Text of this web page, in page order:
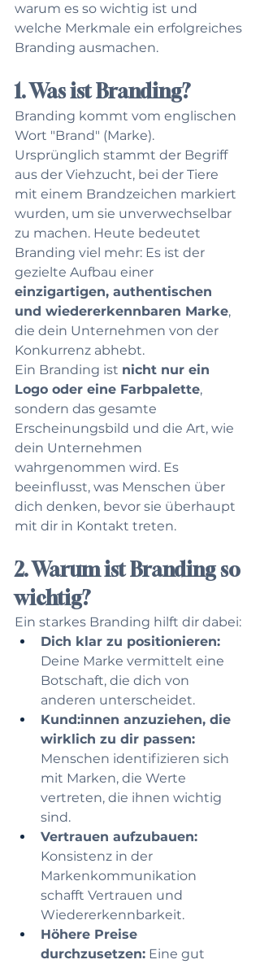
warum es so wichtig ist und
welche Merkmale ein erfolgreiches
Branding ausmachen.
1. Was ist Branding?
Branding kommt vom englischen
Wort "Brand" (Marke).
Ursprünglich stammt der Begriff
aus der Viehzucht, bei der Tiere
mit einem Brandzeichen markiert
wurden, um sie unverwechselbar
zu machen. Heute bedeutet
Branding viel mehr: Es ist der
gezielte Aufbau einer
einzigartigen, authentischen
und wiedererkennbaren Marke,
die dein Unternehmen von der
Konkurrenz abhebt.
Ein Branding ist nicht nur ein
Logo oder eine Farbpalette,
sondern das gesamte
Erscheinungsbild und die Art, wie
dein Unternehmen
wahrgenommen wird. Es
beeinflusst, was Menschen über
dich denken, bevor sie überhaupt
mit dir in Kontakt treten.
2. Warum ist Branding so
wichtig?
Ein starkes Branding hilft dir dabei:
Dich klar zu positionieren:
Deine Marke vermittelt eine
Botschaft, die dich von
anderen unterscheidet.
Kund:innen anzuziehen, die
wirklich zu dir passen:
Menschen identifizieren sich
mit Marken, die Werte
vertreten, die ihnen wichtig
sind.
Vertrauen aufzubauen:
Konsistenz in der
Markenkommunikation
schafft Vertrauen und
Wiedererkennbarkeit.
Höhere Preise
durchzusetzen: Eine gut